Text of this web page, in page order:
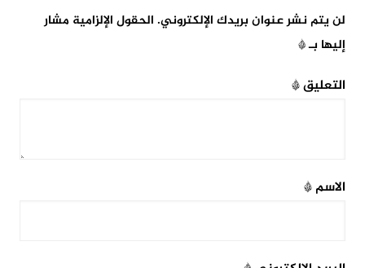
لن يتم نشر عنوان بريدك الإلكتروني. الحقول الإلزامية مشار
إليها بـ*
التعليق*
الاسم*